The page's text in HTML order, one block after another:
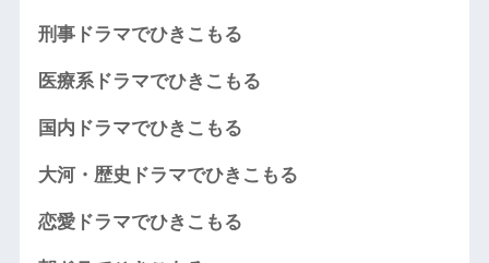
刑事ドラマでひきこもる
医療系ドラマでひきこもる
国内ドラマでひきこもる
大河・歴史ドラマでひきこもる
恋愛ドラマでひきこもる